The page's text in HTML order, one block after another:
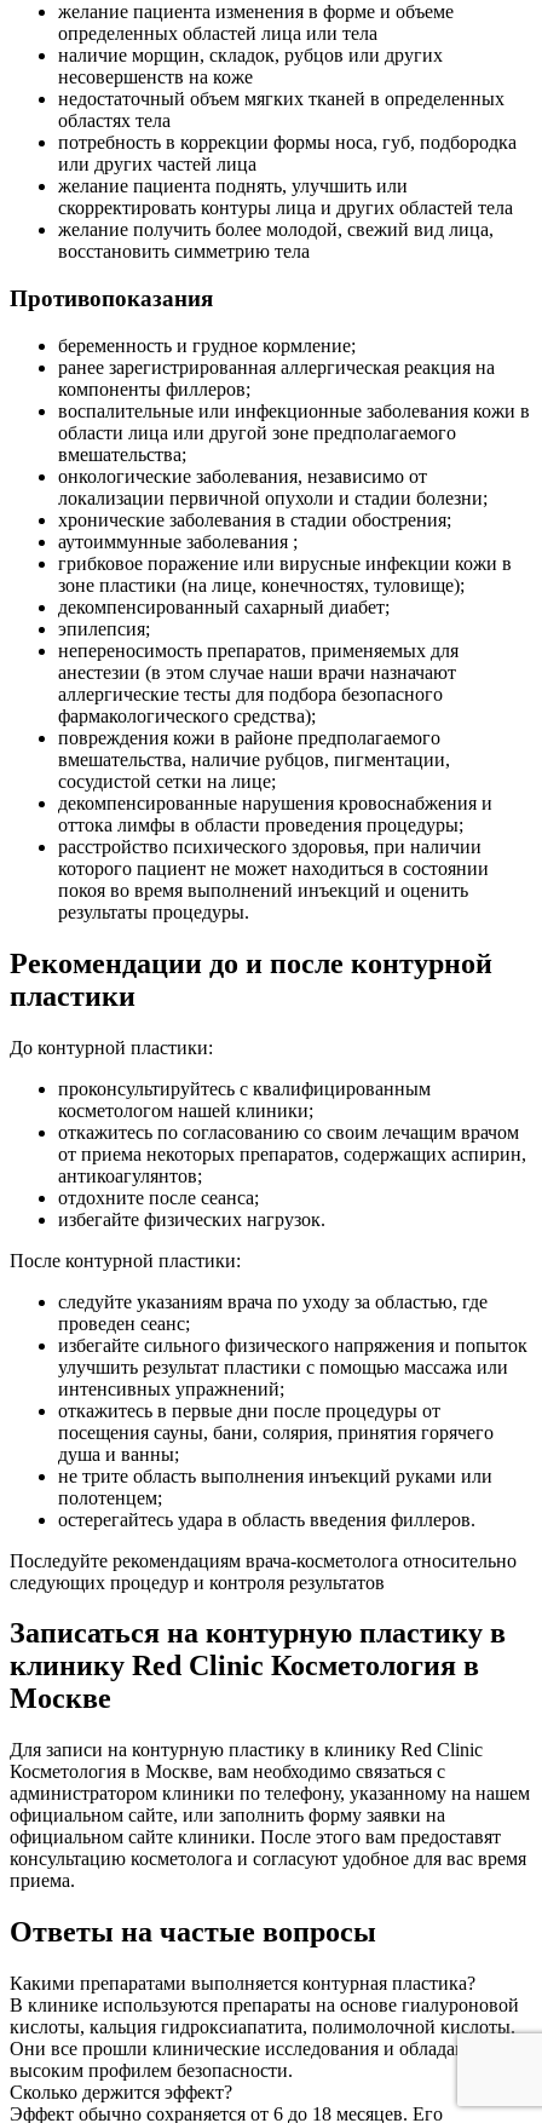
желание пациента изменения в форме и объеме
определенных областей лица или тела
наличие морщин, складок, рубцов или других
несовершенств на коже
недостаточный объем мягких тканей в определенных
областях тела
потребность в коррекции формы носа, губ, подбородка
или других частей лица
желание пациента поднять, улучшить или
скорректировать контуры лица и других областей тела
желание получить более молодой, свежий вид лица,
восстановить симметрию тела
Противопоказания
беременность и грудное кормление;
ранее зарегистрированная аллергическая реакция на
компоненты филлеров;
воспалительные или инфекционные заболевания кожи в
области лица или другой зоне предполагаемого
вмешательства;
онкологические заболевания, независимо от
локализации первичной опухоли и стадии болезни;
хронические заболевания в стадии обострения;
аутоиммунные заболевания ;
грибковое поражение или вирусные инфекции кожи в
зоне пластики (на лице, конечностях, туловище);
декомпенсированный сахарный диабет;
эпилепсия;
непереносимость препаратов, применяемых для
анестезии (в этом случае наши врачи назначают
аллергические тесты для подбора безопасного
фармакологического средства);
повреждения кожи в районе предполагаемого
вмешательства, наличие рубцов, пигментации,
сосудистой сетки на лице;
декомпенсированные нарушения кровоснабжения и
оттока лимфы в области проведения процедуры;
расстройство психического здоровья, при наличии
которого пациент не может находиться в состоянии
покоя во время выполнений инъекций и оценить
результаты процедуры.
Рекомендации до и после контурной
пластики
До контурной пластики:
проконсультируйтесь с квалифицированным
косметологом нашей клиники;
откажитесь по согласованию со своим лечащим врачом
от приема некоторых препаратов, содержащих аспирин,
антикоагулянтов;
отдохните после сеанса;
избегайте физических нагрузок.
После контурной пластики:
следуйте указаниям врача по уходу за областью, где
проведен сеанс;
избегайте сильного физического напряжения и попыток
улучшить результат пластики с помощью массажа или
интенсивных упражнений;
откажитесь в первые дни после процедуры от
посещения сауны, бани, солярия, принятия горячего
душа и ванны;
не трите область выполнения инъекций руками или
полотенцем;
остерегайтесь удара в область введения филлеров.
Последуйте рекомендациям врача-косметолога относительно
следующих процедур и контроля результатов
Записаться на контурную пластику в
клинику Red Clinic Косметология в
Москве
Для записи на контурную пластику в клинику Red Clinic
Косметология в Москве, вам необходимо связаться с
администратором клиники по телефону, указанному на нашем
официальном сайте, или заполнить форму заявки на
официальном сайте клиники. После этого вам предоставят
консультацию косметолога и согласуют удобное для вас время
приема.
Ответы на частые вопросы
Какими препаратами выполняется контурная пластика?
В клинике используются препараты на основе гиалуроновой
кислоты, кальция гидроксиапатита, полимолочной кислоты.
Они все прошли клинические исследования и обладают
высоким профилем безопасности.
Сколько держится эффект?
Эффект обычно сохраняется от 6 до 18 месяцев. Его